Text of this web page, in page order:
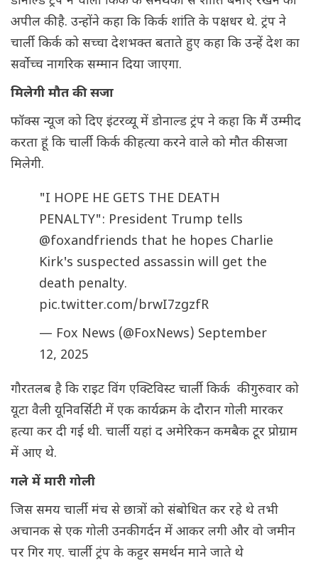
अपील की है. उन्होंने कहा कि किर्क शांति के पक्षधर थे. ट्रंप ने
चार्ली किर्क को सच्चा देशभक्त बताते हुए कहा कि उन्हें देश का
सर्वोच्च नागरिक सम्मान दिया जाएगा.
मिलेगी मौत की सजा
फॉक्स न्यूज को दिए इंटरव्यू में डोनाल्ड ट्रंप ने कहा कि मैं उम्मीद
करता हूं कि चार्ली किर्क की हत्या करने वाले को मौत की सजा
मिलेगी.
"I HOPE HE GETS THE DEATH
PENALTY": President Trump tells
@foxandfriends that he hopes Charlie
Kirk's suspected assassin will get the
death penalty.
pic.twitter.com/brwI7zgzfR
— Fox News (@FoxNews) September
12, 2025
गौरतलब है कि राइट विंग एक्टिविस्ट चार्ली किर्क की गुरुवार को
यूटा वैली यूनिवर्सिटी में एक कार्यक्रम के दौरान गोली मारकर
हत्या कर दी गई थी. चार्ली यहां द अमेरिकन कमबैक टूर प्रोग्राम
में आए थे.
गले में मारी गोली
जिस समय चार्ली मंच से छात्रों को संबोधित कर रहे थे तभी
अचानक से एक गोली उनकी गर्दन में आकर लगी और वो जमीन
पर गिर गए. चार्ली ट्रंप के कट्टर समर्थन माने जाते थे